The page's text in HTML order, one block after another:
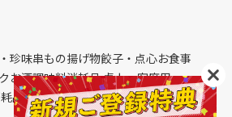
珍味串もの揚げ物餃子・点心お食事
お酒調味料消耗品 卓上・客席用
品 クレンリネス生鮮品（配送便限定）